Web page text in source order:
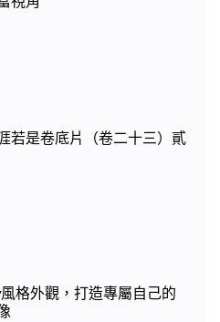
若是卷底片（卷二十三）貳
格外觀，打造專屬自己的